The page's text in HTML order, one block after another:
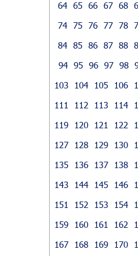
64 65 66 67 68
74 75 76 77 78
84 85 86 87 88
94 95 96 97 98
103
104 105 106
111
112 113 114
119
120 121 122
127
128 129 130
135
136 137 138
143
144 145 146
151
152 153 154
159
160 161 162
167
168 169 170